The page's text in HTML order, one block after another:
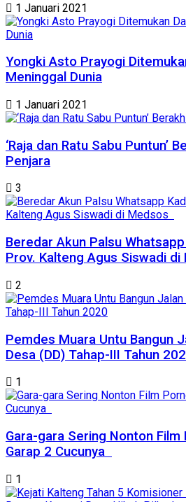
1 Januari 2021
Yongki Asto Prayogi
Meninggal Dunia
1 Januari 2021
‘Raja dan Ratu Sabu Puntun’
Penjara
3
Beredar Akun Palsu
Prov. Kalteng Agus Siswadi di
2
Pemdes Muara Untu Bangun
Desa (DD) Tahap-III Tahun
1
Gara-gara Sering Nonton Film
Garap 2 Cucunya
1